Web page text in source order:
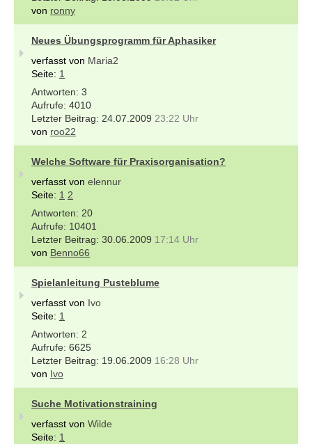
von ronny
Neues Übungsprogramm für Aphasiker
verfasst von Maria2
Seite: 1
3
4010
24.07.2009 23:22 Uhr
von roo22
Welche Software für Praxisorganisation?
verfasst von elennur
Seite: 1 2
20
10401
30.06.2009 17:14 Uhr
von Benno66
Spielanleitung Pusteblume
verfasst von Ivo
Seite: 1
2
6625
19.06.2009 16:28 Uhr
von Ivo
Suche Motivationstraining
verfasst von Wilde
Seite: 1